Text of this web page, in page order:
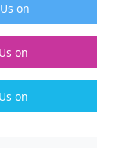
on
on
on